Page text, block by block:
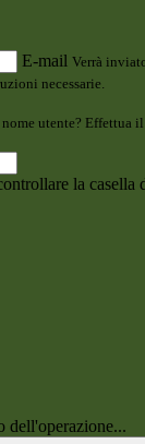
E-mail Verrà
necessarie.
utente? Effettua
la casella
dell'operazione...